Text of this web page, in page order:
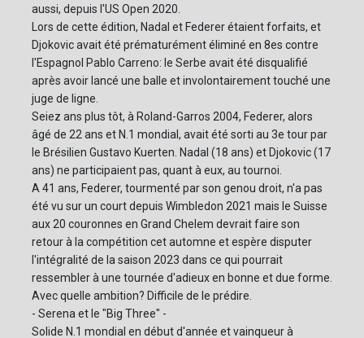
aussi, depuis l'US Open 2020.
Lors de cette édition, Nadal et Federer étaient forfaits, et
Djokovic avait été prématurément éliminé en 8es contre
l'Espagnol Pablo Carreno: le Serbe avait été disqualifié
après avoir lancé une balle et involontairement touché une
juge de ligne.
Seiez ans plus tôt, à Roland-Garros 2004, Federer, alors
âgé de 22 ans et N.1 mondial, avait été sorti au 3e tour par
le Brésilien Gustavo Kuerten. Nadal (18 ans) et Djokovic (17
ans) ne participaient pas, quant à eux, au tournoi.
A 41 ans, Federer, tourmenté par son genou droit, n'a pas
été vu sur un court depuis Wimbledon 2021 mais le Suisse
aux 20 couronnes en Grand Chelem devrait faire son
retour à la compétition cet automne et espère disputer
l'intégralité de la saison 2023 dans ce qui pourrait
ressembler à une tournée d'adieux en bonne et due forme.
Avec quelle ambition? Difficile de le prédire.
- Serena et le "Big Three" -
Solide N.1 mondial en début d'année et vainqueur à